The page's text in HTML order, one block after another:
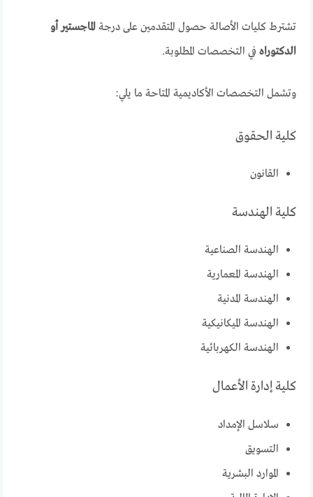
تشترط كليات الأصالة حصول المتقدمين على درجةالماجستير أو
الدكتوراه في التخصصات المطلوبة.
وتشمل التخصصات الأكاديمية المتاحة ما يلي:
كلية الحقوق
القانون
كلية الهندسة
الهندسة الصناعية
الهندسة المعمارية
الهندسة المدنية
الهندسة الميكانيكية
الهندسة الكهربائية
كلية إدارة الأعمال
سلاسل الإمداد
التسويق
الموارد البشرية